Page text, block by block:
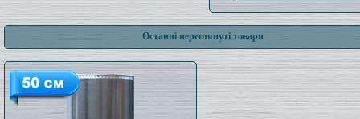
Останні переглянуті товари